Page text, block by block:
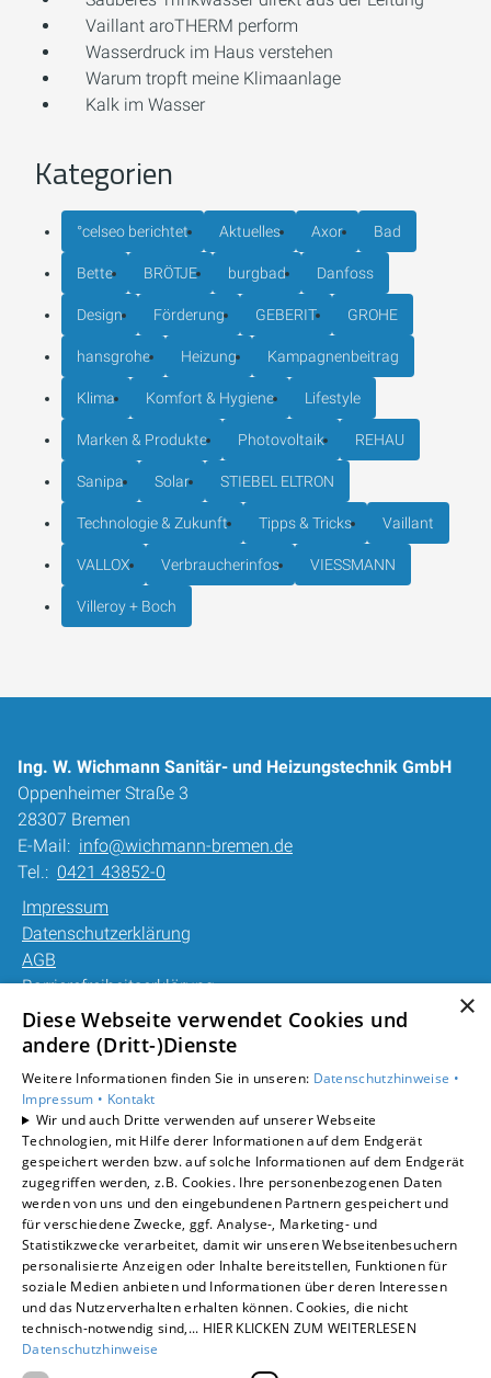
Vaillant aroTHERM perform
Wasserdruck im Haus verstehen
Warum tropft meine Klimaanlage
Kalk im Wasser
Kategorien
°celseo berichtet Aktuelles Axor Bad
Bette BRÖTJE burgbad Danfoss
Design Förderung GEBERIT GROHE
hansgrohe Heizung Kampagnenbeitrag
Klima Komfort & Hygiene Lifestyle
Marken & Produkte Photovoltaik REHAU
Sanipa Solar STIEBEL ELTRON
Technologie & Zukunft Tipps & Tricks Vaillant
VALLOX Verbraucherinfos VIESSMANN
Villeroy + Boch
Ing. W. Wichmann Sanitär- und Heizungstechnik GmbH
Oppenheimer Straße 3
28307 Bremen
E-Mail: info@wichmann-bremen.de
Tel.: 0421 43852-0
Impressum
Datenschutzerklärung
AGB
Barrierefreiheitserklärung
Unsere Bereiche
Gewerbekunden
Karriere
Unternehmen
Kontakt
×
Diese Webseite verwendet Cookies und
andere (Dritt-)Dienste
Weitere Informationen finden Sie in unseren: Datenschutzhinweise •
Impressum • Kontakt
Wir und auch Dritte verwenden auf unserer Webseite
Technologien, mit Hilfe derer Informationen auf dem Endgerät
gespeichert werden bzw. auf solche Informationen auf dem Endgerät
zugegriffen werden, z.B. Cookies. Ihre personenbezogenen Daten
werden von uns und den eingebundenen Partnern gespeichert und
für verschiedene Zwecke, ggf. Analyse-, Marketing- und
Statistikzwecke verarbeitet, damit wir unseren Webseitenbesuchern
personalisierte Anzeigen oder Inhalte bereitstellen, Funktionen für
soziale Medien anbieten und Informationen über deren Interessen
und das Nutzerverhalten erhalten können. Cookies, die nicht
technisch-notwendig sind,... HIER KLICKEN ZUM WEITERLESEN
Datenschutzhinweise